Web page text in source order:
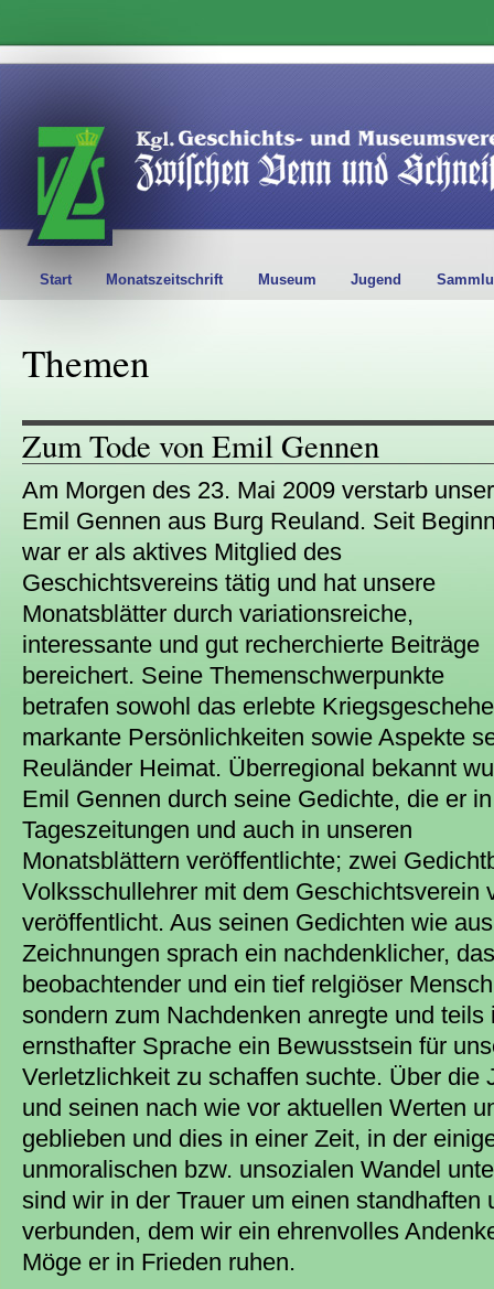
Start Monatszeitschrift Museum Jugend
Themen
Zum Tode von Emil Gennen
Am Morgen des 23. Mai 2009 verstarb
Emil Gennen aus Burg Reuland. Seit
war er als aktives Mitglied des
Geschichtsvereins tätig und hat unsere
Monatsblätter durch variationsreiche,
interessante und gut recherchierte Beiträge
bereichert. Seine Themenschwerpunkte
betrafen sowohl das erlebte
markante Persönlichkeiten sowie Aspekte
Reuländer Heimat. Überregional bekannt
Emil Gennen durch seine Gedichte, die er in
Tageszeitungen und auch in unseren
Monatsblättern veröffentlichte; zwei
Volksschullehrer mit dem Geschichtsverein
veröffentlicht. Aus seinen Gedichten wie
Zeichnungen sprach ein nachdenklicher,
beobachtender und ein tief relgiöser
sondern zum Nachdenken anregte und
ernsthafter Sprache ein Bewusstsein für
Verletzlichkeit zu schaffen suchte. Über die
und seinen nach wie vor aktuellen Werten
geblieben und dies in einer Zeit, in der
unmoralischen bzw. unsozialen Wandel
sind wir in der Trauer um einen standhaften
verbunden, dem wir ein ehrenvolles
Möge er in Frieden ruhen.